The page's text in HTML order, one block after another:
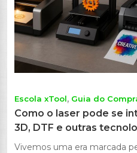
Escola xTool Guia do
Como o laser pode se
3D, DTF e outras
Vivemos uma era marcada